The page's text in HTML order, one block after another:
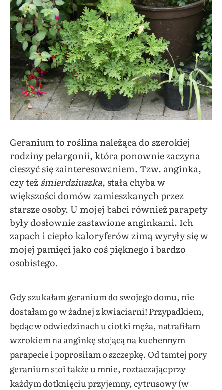
Geranium to roślina należąca do szerokiej
rodziny pelargonii, która ponownie zaczyna
cieszyć się zainteresowaniem. Tzw. anginka,
czy teżśmierdziuszka, stała chyba w
większości domów zamieszkanych przez
starsze osoby. U mojej babci również parapety
były dosłownie zastawione anginkami. Ich
zapach i ciepło kaloryferów zimą wyryły się w
mojej pamięci jako coś pięknego i bardzo
osobistego.
Gdy szukałam geranium do swojego domu, nie
dostałam go w żadnej z kwiaciarni! Przypadkiem,
będąc w odwiedzinach u ciotki męża, natrafiłam
wzrokiem na anginkę stojącą na kuchennym
parapecie i poprosiłam o szczepkę. Od tamtej pory
geranium stoi także u mnie, roztaczając przy
każdym dotknięciu przyjemny, cytrusowy (w